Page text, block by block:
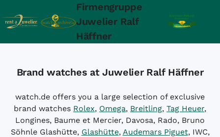
Firmengruppe
Juwelier Ralf
Häffner
Brand watches at Juwelier Ralf Häffner
watch.de offers you a large selection of exclusive
brand watches Rolex, Omega, Breitling, Tag Heuer,
Longines, Baume et Mercier, Davosa, Rado, Bruno
Söhnle Glashütte, Glashütte, Audemars Piguet, IWC,